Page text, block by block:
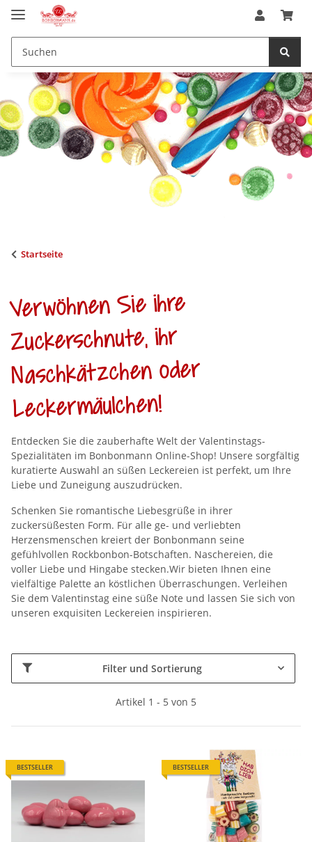
Startseite
Verwöhnen Sie ihre
Zuckerschnute, ihr
Naschkätzchen oder
Leckermäulchen!
Entdecken Sie die zauberhafte Welt der Valentinstags-
Spezialitäten im Bonbonmann Online-Shop! Unsere sorgfältig
kuratierte Auswahl an süßen Leckereien ist perfekt, um Ihre
Liebe und Zuneigung auszudrücken.
Schenken Sie romantische Liebesgrüße in ihrer
zuckersüßesten Form. Für alle ge- und verliebten
Herzensmenschen kreiert der Bonbonmann seine
gefühlvollen Rockbonbon-Botschaften. Naschereien, die
voller Liebe und Hingabe stecken.Wir bieten Ihnen eine
vielfältige Palette an köstlichen Überraschungen. Verleihen
Sie dem Valentinstag eine süße Note und lassen Sie sich von
unseren exquisiten Leckereien inspirieren.
Filter und Sortierung
Artikel 1 - 5 von 5
BESTSELLER BESTSELLER